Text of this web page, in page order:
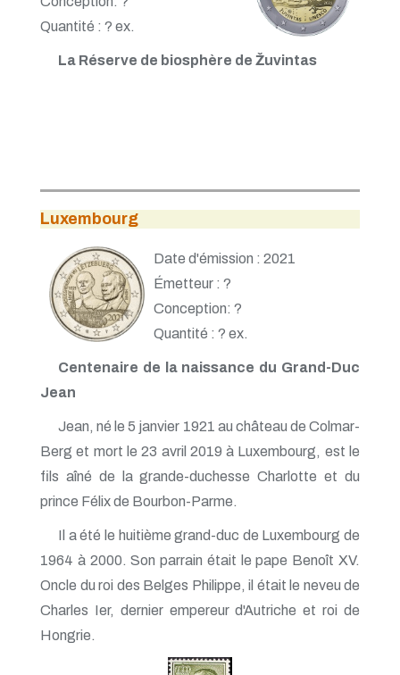
Quantité : ? ex.
La Réserve de biosphère de Žuvintas
Luxembourg
Date d'émission : 2021
Émetteur : ?
Conception: ?
Quantité : ? ex.
Centenaire de la naissance du Grand-Duc
Jean
Jean, né le 5 janvier 1921 au château de Colmar-
Berg et mort le 23 avril 2019 à Luxembourg, est le
fils aîné de la grande-duchesse Charlotte et du
prince Félix de Bourbon-Parme.
Il a été le huitième grand-duc de Luxembourg de
1964 à 2000. Son parrain était le pape Benoît XV.
Oncle du roi des Belges Philippe, il était le neveu de
Charles Ier, dernier empereur d'Autriche et roi de
Hongrie.